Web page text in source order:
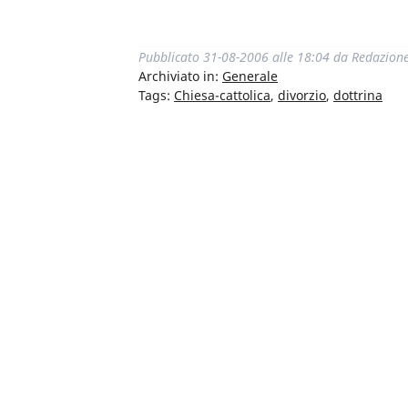
Pubblicato 31-08-2006 alle 18:04 da
Archiviato in: Generale
Tags: Chiesa-cattolica, divorzio, dottrina